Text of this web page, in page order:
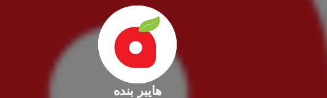
هايبر بنده